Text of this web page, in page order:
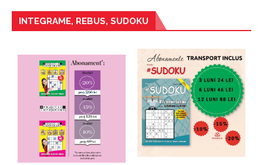
INTEGRAME, REBUS, SUDOKU